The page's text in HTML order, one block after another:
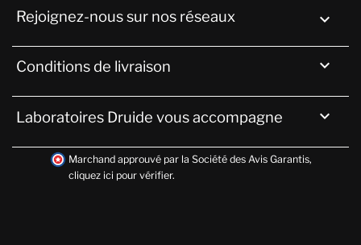
Rejoignez-nous sur nos réseaux 
Conditions de livraison 
Laboratoires Druide vous accompagne 
Marchand approuvé par la Société des Avis Garantis,
cliquez ici pour vérifier.